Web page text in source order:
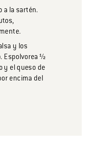
a la sartén.
y los
Espolvorea ½
y el queso de
encima del